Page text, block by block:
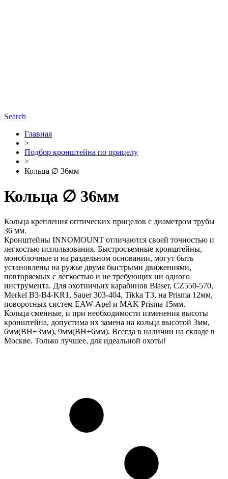
Search
Главная
>
Подбор кронштейна по прицелу
>
Кольца ∅ 36мм
Кольца ∅ 36мм
Кольца крепления оптических прицелов с диаметром трубы
36 мм.
Кронштейны INNOMOUNT отличаются своей точностью и
легкостью использования. Быстросъемные кронштейны,
моноблочные и на раздельном основании, могут быть
установлены на ружье двумя быстрыми движениями,
повторяемых с легкостью и не требующих ни одного
инструмента. Для охотничьих карабинов Blaser, CZ550-570,
Merkel B3-B4-KR1, Sauer 303-404, Tikka T3, на Prisma 12мм,
поворотных систем EAW-Apel и MAK Prisma 15мм.
Кольца сменные, и при необходимости изменения высоты
кронштейна, допустима их замена на кольца высотой 3мм,
6мм(BH+3мм), 9мм(BH+6мм). Всегда в наличии на складе в
Москве. Только лучшее, для идеальной охоты!